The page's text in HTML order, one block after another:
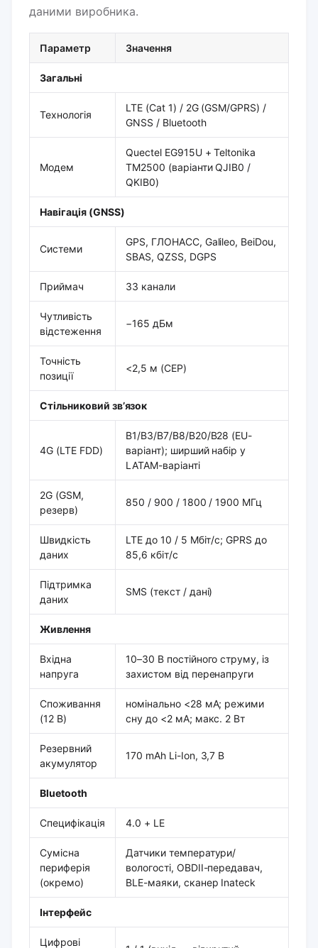
даними виробника.
Параметр Значення
Загальні
Технологія
LTE (Cat 1) / 2G (GSM/GPRS) /
GNSS / Bluetooth
Модем
Quectel EG915U + Teltonika
TM2500 (варіанти QJIB0 /
QKIB0)
Навігація (GNSS)
Системи
GPS, ГЛОНАСС, Galileo, BeiDou,
SBAS, QZSS, DGPS
Приймач 33 канали
Чутливість
відстеження
−165 дБм
Точність
позиції
<2,5 м (CEP)
Стільниковий зв’язок
4G (LTE FDD)
B1/B3/B7/B8/B20/B28 (EU-
варіант); ширший набір у
LATAM-варіанті
2G (GSM,
резерв)
850 / 900 / 1800 / 1900 МГц
Швидкість
даних
LTE до 10 / 5 Мбіт/с; GPRS до
85,6 кбіт/с
Підтримка
даних
SMS (текст / дані)
Живлення
Вхідна
напруга
10–30 В постійного струму, із
захистом від перенапруги
Споживання
(12 В)
номінально <28 мА; режими
сну до <2 мА; макс. 2 Вт
Резервний
акумулятор
170 mAh Li-Ion, 3,7 В
Bluetooth
Специфікація 4.0 + LE
Сумісна
периферія
(окремо)
Датчики температури/
вологості, OBDII-передавач,
BLE-маяки, сканер Inateck
Інтерфейс
Цифрові